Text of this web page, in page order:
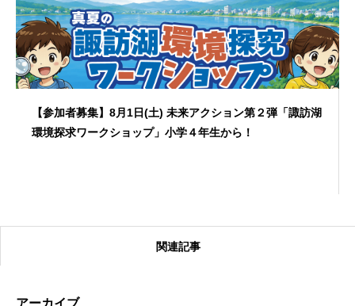
【参加者募集】8月1日(土) 未来アクション第２弾「諏訪湖
環境探求ワークショップ」小学４年生から！
関連記事